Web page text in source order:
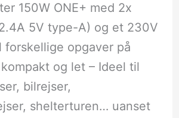
150W ONE+ med 2x
5V type-A) og et 230V
forskellige opgaver på
og let – Ideel til
bilrejser,
shelterturen… uanset